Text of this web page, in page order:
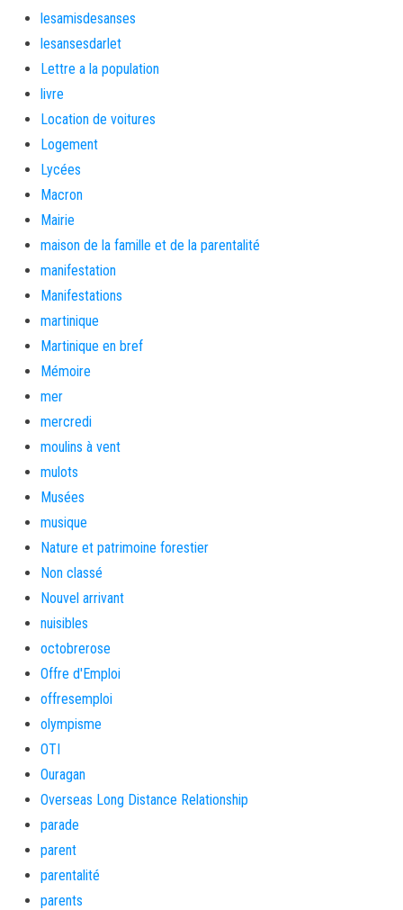
lesamisdesanses
lesansesdarlet
Lettre a la population
livre
Location de voitures
Logement
Lycées
Macron
Mairie
maison de la famille et de la parentalité
manifestation
Manifestations
martinique
Martinique en bref
Mémoire
mer
mercredi
moulins à vent
mulots
Musées
musique
Nature et patrimoine forestier
Non classé
Nouvel arrivant
nuisibles
octobrerose
Offre d'Emploi
offresemploi
olympisme
OTI
Ouragan
Overseas Long Distance Relationship
parade
parent
parentalité
parents